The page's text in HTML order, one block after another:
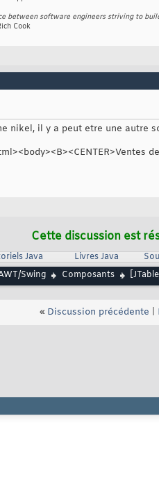
between software engineers striving to
Cook
nikel, il y a peut etre une autre
Cette discussion est
Java Livres Java
Swing Composants
« Discussion précédente